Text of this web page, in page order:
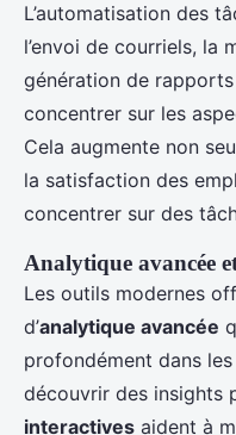
L’automatisation des
l’envoi de courriels, la
génération de
concentrer sur les
Cela augmente non
la satisfaction des
concentrer sur des
Analytique avancée
Les outils modernes
d’analytique avancée
profondément dans
découvrir des insights
interactives aident à